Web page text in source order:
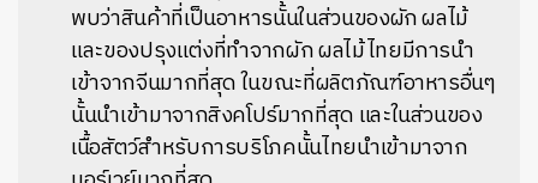
พบว่าสินค้าที่เป็นอาหารนั้นในส่วนของผัก ผลไม้
และของปรุงแต่งที่ทำจากผัก ผลไม้ไทยมีการนำ
เข้าจากจีนมากที่สุด ในขณะที่ผลิตภัณฑ์อาหารอื่นๆ
นั้นนำเข้ามาจากสิงคโปร์มากที่สุด และในส่วนของ
เนื้อสัตว์สำหรับการบริโภคนั้นไทยนำเข้ามาจาก